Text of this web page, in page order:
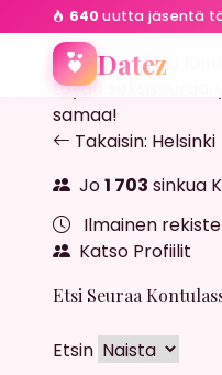
640 uutta jäsentä
Datez
EtusivuHelsinki
Streffit Helsinki
Löydä
samaa!
Takaisin: Helsinki
Jo1 703 sinkua
Ilmainen
Katso Profiilit
Etsi Seuraa
Etsin